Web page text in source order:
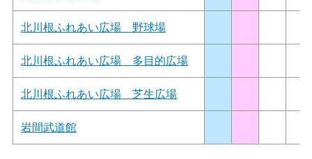
北川根ふれあい広場 野球場
北川根ふれあい広場 多目的広場
北川根ふれあい広場 芝生広場
岩間武道館